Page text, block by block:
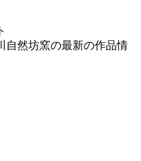
自然坊窯の最新の作品情